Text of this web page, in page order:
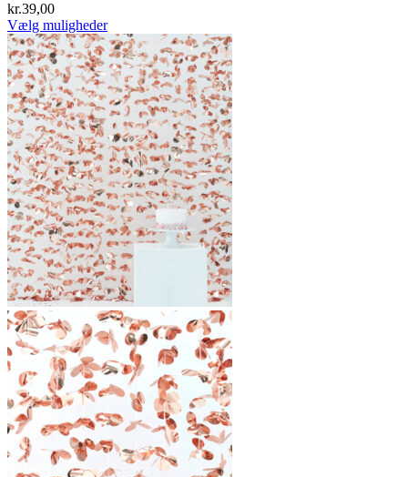
kr.39,00
Vælg muligheder
Dette
vare
har
flere
varianter.
Mulighederne
kan
vælges
på
varesiden